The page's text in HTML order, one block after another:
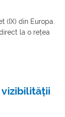
(IX) din Europa.
la o rețea
vizibilității